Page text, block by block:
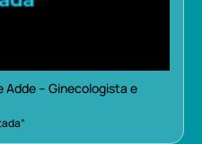
Adde – Ginecologista e